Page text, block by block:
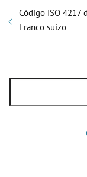
Código ISO 4217
Franco suizo